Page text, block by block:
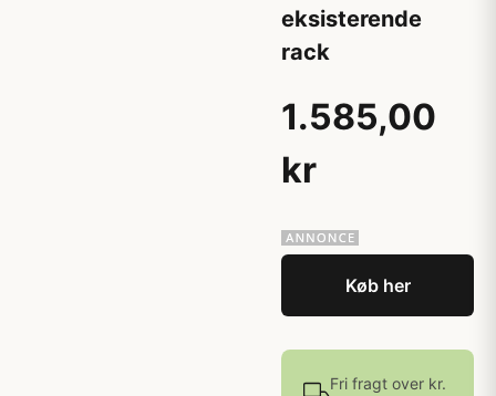
eksisterende
rack
1.585,00
kr
Køb her
Fri fragt over kr.